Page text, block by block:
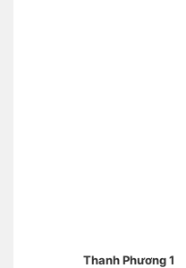
Thanh Phương 1